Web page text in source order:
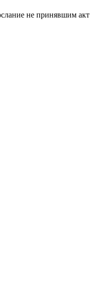
не принявшим акт